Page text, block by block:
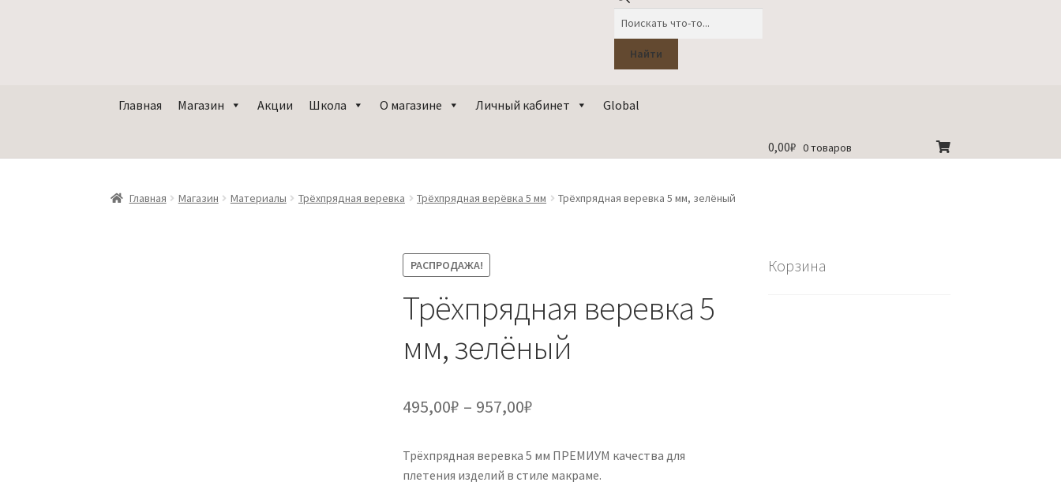
Найти
Главная Магазин Акции Школа О магазине Личный кабинет Global
0,00₽ 0 товаров
Главная Магазин Материалы Трёхпрядная веревка Трёхпрядная верёвка 5 мм Трёхпрядная веревка 5 мм, зелёный
РАСПРОДАЖА!
Трёхпрядная веревка 5
мм, зелёный
495,00₽ – 957,00₽
495,00₽
Трёхпрядная веревка 5 мм ПРЕМИУМ качества для
плетения изделий в стиле макраме.
Корзина